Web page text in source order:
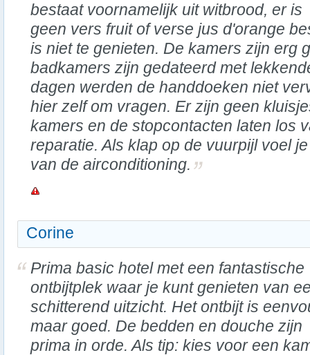
bestaat voornamelijk uit witbrood, er is
geen vers fruit of verse jus d'orange
is niet te genieten. De kamers zijn erg
badkamers zijn gedateerd met
dagen werden de handdoeken niet
hier zelf om vragen. Er zijn geen
kamers en de stopcontacten laten los
reparatie. Als klap op de vuurpijl voel
van de airconditioning.
Corine
Prima basic hotel met een fantastische
ontbijtplek waar je kunt genieten van
schitterend uitzicht. Het ontbijt is
maar goed. De bedden en douche zijn
prima in orde. Als tip: kies voor een